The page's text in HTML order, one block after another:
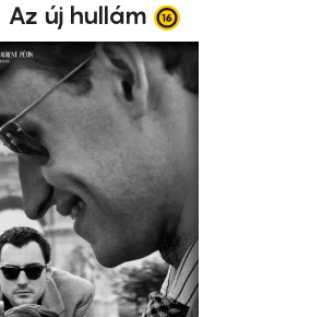
Az új hullám